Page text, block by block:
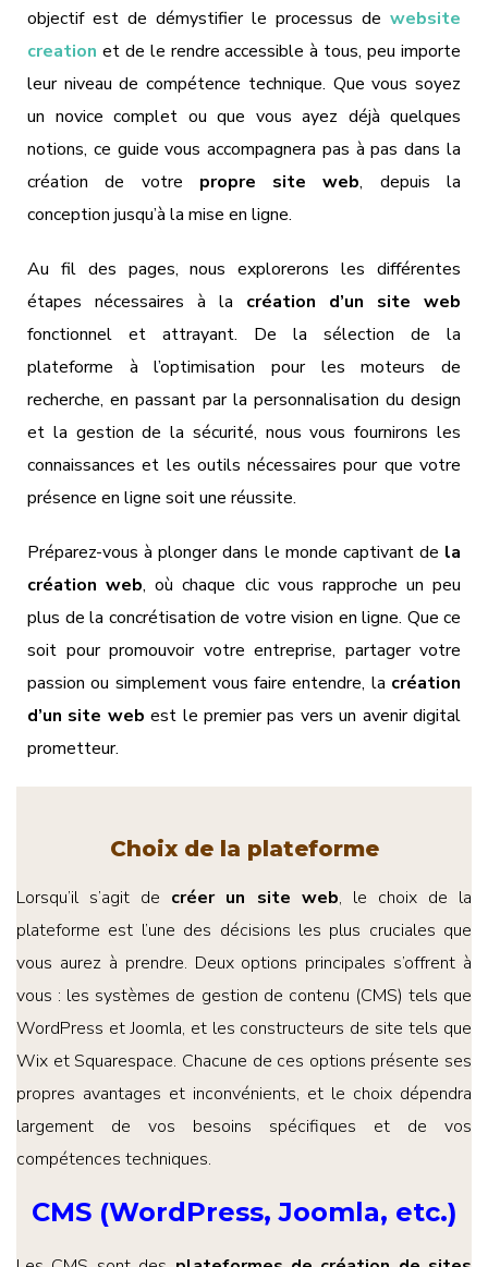
objectif est de démystifier le processus de website
creation et de le rendre accessible à tous, peu importe
leur niveau de compétence technique. Que vous soyez
un novice complet ou que vous ayez déjà quelques
notions, ce guide vous accompagnera pas à pas dans la
création de votre propre site web, depuis la
conception jusqu’à la mise en ligne.
Au fil des pages, nous explorerons les différentes
étapes nécessaires à la création d’un site web
fonctionnel et attrayant. De la sélection de la
plateforme à l’optimisation pour les moteurs de
recherche, en passant par la personnalisation du design
et la gestion de la sécurité, nous vous fournirons les
connaissances et les outils nécessaires pour que votre
présence en ligne soit une réussite.
Préparez-vous à plonger dans le monde captivant de la
création web, où chaque clic vous rapproche un peu
plus de la concrétisation de votre vision en ligne. Que ce
soit pour promouvoir votre entreprise, partager votre
passion ou simplement vous faire entendre, la création
d’un site web est le premier pas vers un avenir digital
prometteur.
Choix de la plateforme
Lorsqu’il s’agit de créer un site web, le choix de la
plateforme est l’une des décisions les plus cruciales que
vous aurez à prendre. Deux options principales s’offrent à
vous : les systèmes de gestion de contenu (CMS) tels que
WordPress et Joomla, et les constructeurs de site tels que
Wix et Squarespace. Chacune de ces options présente ses
propres avantages et inconvénients, et le choix dépendra
largement de vos besoins spécifiques et de vos
compétences techniques.
CMS (WordPress, Joomla, etc.)